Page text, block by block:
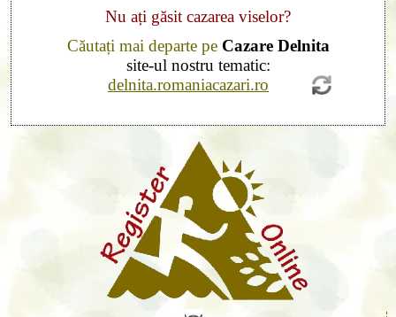
Nu ați găsit cazarea viselor?
Căutați mai departe pe Cazare Delnita
site-ul nostru tematic:
delnita.romaniacazari.ro